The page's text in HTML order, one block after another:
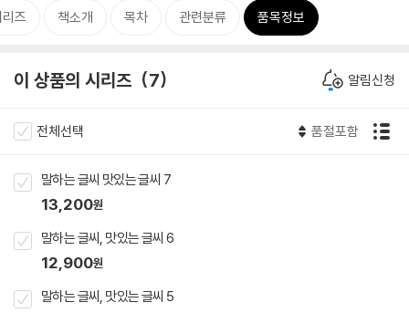
즈 책소개 목차 관련분류 품목정보
이 상품의 시리즈 7 알림신청
전체선택 품절포함
말하는 글씨 맛있는 글씨 7
13,200원
말하는 글씨, 맛있는 글씨 6
12,900원
말하는 글씨, 맛있는 글씨 5